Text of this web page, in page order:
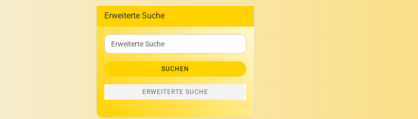
Erweiterte Suche
Erweiterte
Suche
SUCHEN
ERWEITERTE SUCHE